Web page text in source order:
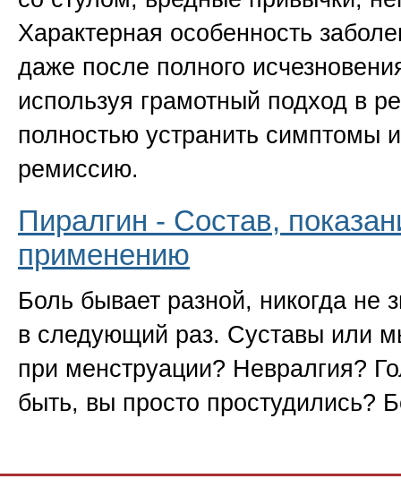
Характерная особенность
даже после полного
используя грамотный подход в
полностью устранить симптомы
ремиссию.
Пиралгин - Состав,
применению
Боль бывает разной, никогда не
в следующий раз. Суставы или
при менструации? Невралгия?
быть, вы просто простудились?